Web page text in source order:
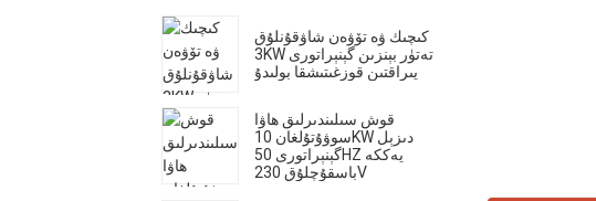
كىچىك ۋە تۆۋەن شاۋقۇنلۇق
3KW تەتۈر بېنزىن گېنېراتورى
يىراقتىن قوزغىتىشقا بولىدۇ
قوش سىلىندىرلىق ھاۋا
سوۋۇتۇلغان 10KW دىزېل
گېنېراتورى 50HZ يەككە
باسقۇچلۇق 230V